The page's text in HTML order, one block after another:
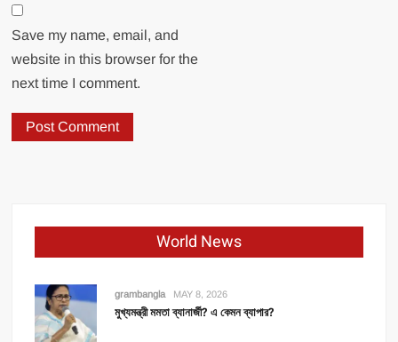
Save my name, email, and
website in this browser for the
next time I comment.
World News
grambangla MAY 8, 2026
মুখ্যমন্ত্রী মমতা ব্যানার্জী? এ কেমন ব্যাপার?